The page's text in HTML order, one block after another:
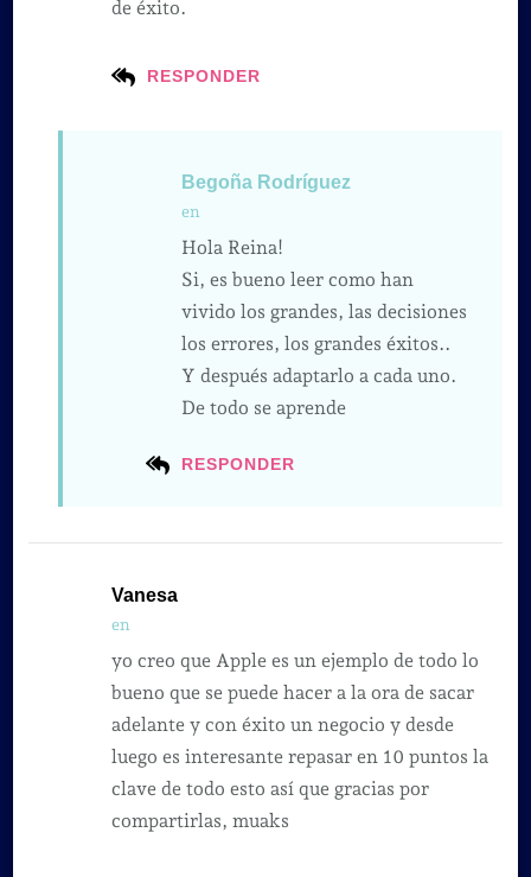
RESPONDER
de éxito.
Begoña Rodríguez
en
RESPONDER
Hola Reina!
Si, es bueno leer como han
vivido los grandes, las decisiones
los errores, los grandes éxitos..
Y después adaptarlo a cada uno.
De todo se aprende
Vanesa
en
yo creo que Apple es un ejemplo de todo lo
bueno que se puede hacer a la ora de sacar
adelante y con éxito un negocio y desde
luego es interesante repasar en 10 puntos la
clave de todo esto así que gracias por
compartirlas, muaks